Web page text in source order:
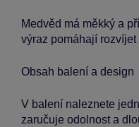
Medvěd má měkký a
výraz pomáhají
Obsah balení a design
V balení naleznete
zaručuje odolnost a